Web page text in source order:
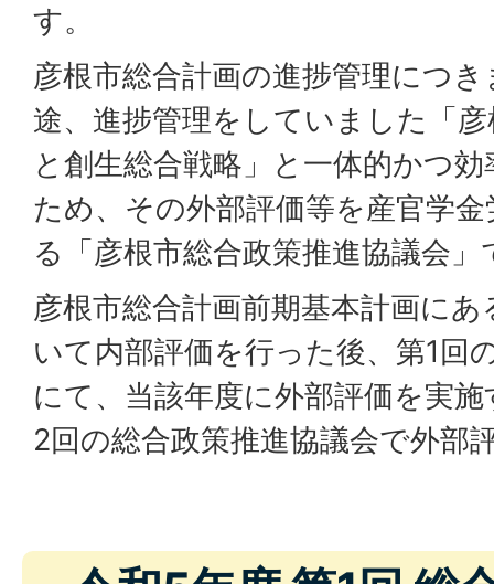
す。
彦根市総合計画の進捗管理につ
途、進捗管理をしていました「
と創生総合戦略」と一体的かつ
ため、その外部評価等を産官学
る「彦根市総合政策推進協議会
彦根市総合計画前期基本計画に
いて内部評価を行った後、第1回
にて、当該年度に外部評価を実
2回の総合政策推進協議会で外部